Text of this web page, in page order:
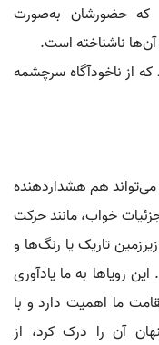
که حضورشان به‌صورت
ناشناخته است.
از ناخودآگاه سرچشمه
هم هشداردهنده
خواب، مانند حرکت
تاریک یا رنگ‌ها و
رویاها به ما یادآوری
ما اهمیت دارد و با
آن را درک کرد، از